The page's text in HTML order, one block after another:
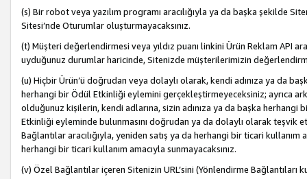
(s) Bir robot veya yazılım programı aracılığıyla ya da başka şekilde
Sitesi’nde Oturumlar oluşturmayacaksınız.
(t) Müşteri değerlendirmesi veya yıldız puanı linkini Ürün Reklam API
uyduğunuz durumlar haricinde, Sitenizde müşterilerimizin
(u) Hiçbir Ürün’ü doğrudan veya dolaylı olarak, kendi adınıza ya da
herhangi bir Ödül Etkinliği eylemini gerçekleştirmeyeceksiniz; ayrıca
olduğunuz kişilerin, kendi adlarına, sizin adınıza ya da başka herhangi
Etkinliği eyleminde bulunmasını doğrudan ya da dolaylı olarak teşvik
Bağlantılar aracılığıyla, yeniden satış ya da herhangi bir ticari
herhangi bir ticari kullanım amacıyla sunmayacaksınız.
(v) Özel Bağlantılar içeren Sitenizin URL’sini (Yönlendirme Bağlantıları